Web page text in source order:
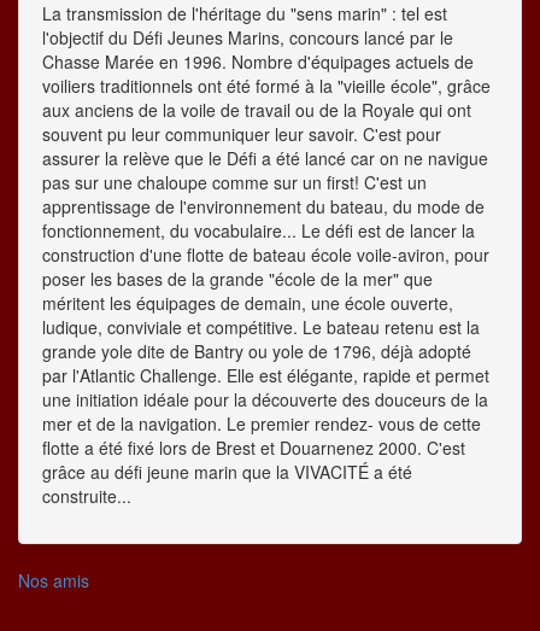
La transmission de l'héritage du "sens marin" : tel est
l'objectif du Défi Jeunes Marins, concours lancé par le
Chasse Marée en 1996. Nombre d'équipages actuels de
voiliers traditionnels ont été formé à la "vieille école", grâce
aux anciens de la voile de travail ou de la Royale qui ont
souvent pu leur communiquer leur savoir. C'est pour
assurer la relève que le Défi a été lancé car on ne navigue
pas sur une chaloupe comme sur un first! C'est un
apprentissage de l'environnement du bateau, du mode de
fonctionnement, du vocabulaire... Le défi est de lancer la
construction d'une flotte de bateau école voile-aviron, pour
poser les bases de la grande "école de la mer" que
méritent les équipages de demain, une école ouverte,
ludique, conviviale et compétitive. Le bateau retenu est la
grande yole dite de Bantry ou yole de 1796, déjà adopté
par l'Atlantic Challenge. Elle est élégante, rapide et permet
une initiation idéale pour la découverte des douceurs de la
mer et de la navigation. Le premier rendez- vous de cette
flotte a été fixé lors de Brest et Douarnenez 2000. C'est
grâce au défi jeune marin que la VIVACITÉ a été
construite...
Nos amis